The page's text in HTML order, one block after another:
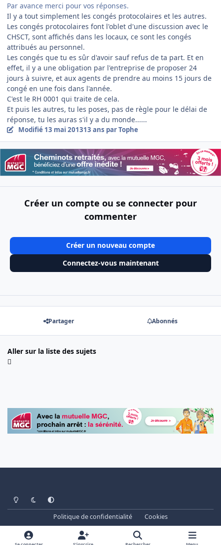
Par avance merci pour vos réponses.
Il y a tout simplement les congés protocolaires et les autres.
Les congés protocolaires font l'oblet d'une discussion avec le
CHSCT, sont affichés dans les locaux, ce sont les congés
attribués au personnel.
Les congés que tu es sûr d'avoir sauf refus de ta part. Et en
effet, il y a une obligation par l'entreprise de proposer 24
jours à suivre, et aux agents de prendre au moins 15 jours de
congé en une fois dans l'année.
C'est le RH 0001 qui traite de cela.
Et puis les autres, tu les poses, pas de règle pour le délai de
réponse, tu les auras s'il y a du monde......
Modifié 13 mai 201313 ans par Tophe
Créer un compte ou se connecter pour
commenter
Créer un nouveau compte
Connectez-vous maintenant
Partager Abonnés
Aller sur la liste des sujets
Light ModeDark ModeSystem Preference
Politique de confidentialité
Cookies
www.cheminots.net - Forum Libre depuis 2003
Powered by
Invision Community